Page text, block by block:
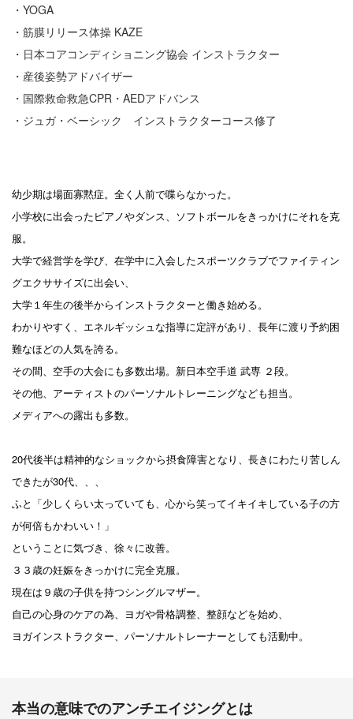
・YOGA
・筋膜リリース体操 KAZE
・日本コアコンディショニング協会 インストラクター
・産後姿勢アドバイザー
・国際救命救急CPR・AEDアドバンス
・ジュガ・ベーシック インストラクターコース修了
幼少期は場面寡黙症。全く人前で喋らなかった。
小学校に出会ったピアノやダンス、ソフトボールをきっかけにそれを克
服。
大学で経営学を学び、在学中に入会したスポーツクラブでファイティン
グエクササイズに出会い、
大学１年生の後半からインストラクターと働き始める。
わかりやすく、エネルギッシュな指導に定評があり、長年に渡り予約困
難なほどの人気を誇る。
その間、空手の大会にも多数出場。新日本空手道 武専 ２段。
その他、アーティストのパーソナルトレーニングなども担当。
メディアへの露出も多数。
20代後半は精神的なショックから摂食障害となり、長きにわたり苦しん
できたが30代、、、
ふと「少しくらい太っていても、心から笑ってイキイキしている子の方
が何倍もかわいい！」
ということに気づき、徐々に改善。
３３歳の妊娠をきっかけに完全克服。
現在は９歳の子供を持つシングルマザー。
自己の心身のケアの為、ヨガや骨格調整、整顔などを始め、
ヨガインストラクター、パーソナルトレーナーとしても活動中。
本当の意味でのアンチエイジングとは